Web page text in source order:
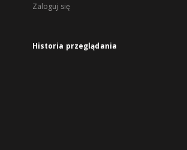
Zaloguj się
Historia przeglądania